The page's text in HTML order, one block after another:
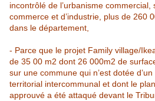
incontrôlé de l’urbanisme
commerce et d’industrie, plus de 260
dans le département,
- Parce que le projet Family village/
de 35 00 m2 dont 26 000m2 de
sur une commune qui n’est dotée
territorial intercommunal et dont le
approuvé a été attaqué devant le